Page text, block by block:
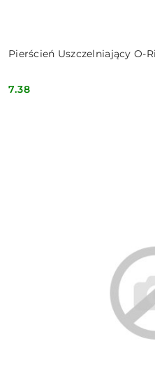
Pierścień Uszczelniający O-
Cena:
7.38